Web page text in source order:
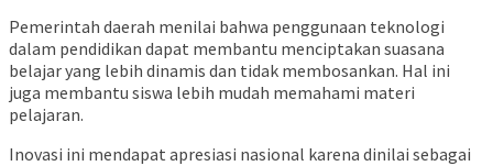
Pemerintah daerah menilai bahwa penggunaan teknologi
dalam pendidikan dapat membantu menciptakan suasana
belajar yang lebih dinamis dan tidak membosankan. Hal ini
juga membantu siswa lebih mudah memahami materi
pelajaran.
Inovasi ini mendapat apresiasi nasional karena dinilai sebagai